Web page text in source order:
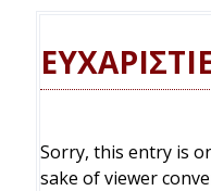
Sorry, this entry is
sake of viewer